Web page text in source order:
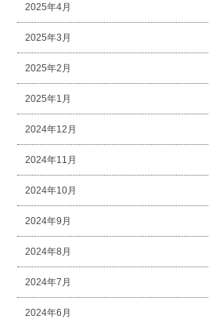
2025年4月
2025年3月
2025年2月
2025年1月
2024年12月
2024年11月
2024年10月
2024年9月
2024年8月
2024年7月
2024年6月